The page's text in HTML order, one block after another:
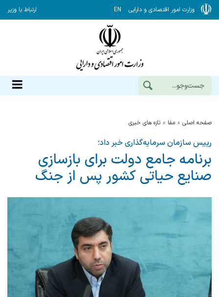
وزارت امور اقتصادی و دارایی EN ارتباط با وزیر
صفحه اصلی مفا تازه های خبری
رییس سازمان سرمایه‌گذاری خبر داد؛
برنامه جامع دولت برای بازسازی
صنایع حیاتی کشور پس از جنگ